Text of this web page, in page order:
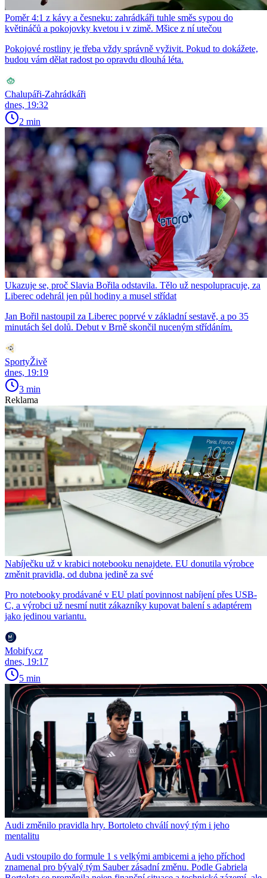
Poměr 4:1 z kávy a česneku: zahrádkáři tuhle směs sypou do
květináčů a pokojovky kvetou i v zimě. Mšice z ní utečou
Pokojové rostliny je třeba vždy správně vyživit. Pokud to dokážete,
budou vám dělat radost po opravdu dlouhá léta.
Chalupáři-Zahrádkáři
dnes, 19:32
2 min
Ukazuje se, proč Slavia Bořila odstavila. Tělo už nespolupracuje, za
Liberec odehrál jen půl hodiny a musel střídat
Jan Bořil nastoupil za Liberec poprvé v základní sestavě, a po 35
minutách šel dolů. Debut v Brně skončil nuceným střídáním.
SportyŽivě
dnes, 19:19
3 min
Reklama
Nabíječku už v krabici notebooku nenajdete. EU donutila výrobce
změnit pravidla, od dubna jedině za své
Pro notebooky prodávané v EU platí povinnost nabíjení přes USB-
C, a výrobci už nesmí nutit zákazníky kupovat balení s adaptérem
jako jedinou variantu.
Mobify.cz
dnes, 19:17
5 min
Audi změnilo pravidla hry. Bortoleto chválí nový tým i jeho
mentalitu
Audi vstoupilo do formule 1 s velkými ambicemi a jeho příchod
znamenal pro bývalý tým Sauber zásadní změnu. Podle Gabriela